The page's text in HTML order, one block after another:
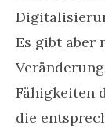
Es gibt aber
Fähigkeiten
die